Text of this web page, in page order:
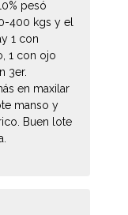
pesó
400 kgs y el
1 con
1 con ojo
3er.
en maxilar
manso y
Buen lote